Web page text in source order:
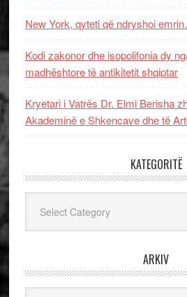
New York, qyteti që ndryshoi
Kodi zakonor dhe isopolifonia dy
madhështore të antikitetit shqiptar
Kryetari i Vatrës Dr. Elmi Berisha
Akademinë e Shkencave dhe të
KATEGORITË
ARKIV